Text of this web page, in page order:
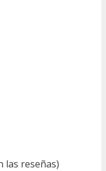
las reseñas)